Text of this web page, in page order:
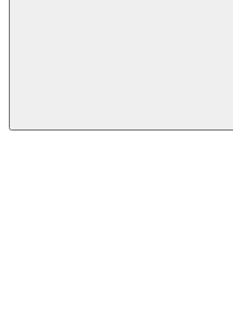
Buscar